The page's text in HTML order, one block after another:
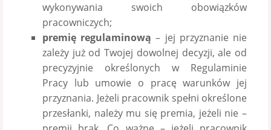
wykonywania swoich obowiązków
pracowniczych;
premię regulaminową – jej przyznanie nie
zależy już od Twojej dowolnej decyzji, ale od
precyzyjnie określonych w Regulaminie
Pracy lub umowie o pracę warunków jej
przyznania. Jeżeli pracownik spełni określone
przesłanki, należy mu się premia, jeżeli nie –